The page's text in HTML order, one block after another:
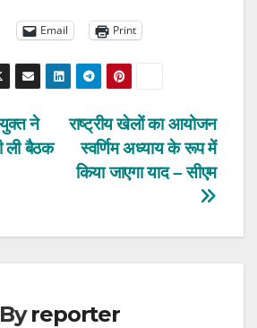
Email Print
राष्ट्रीय खेलों का आयोजन
स्वर्णिम अध्याय के रूप में
किया जाएगा याद – सीएम
ने
ली बैठक
Byreporter